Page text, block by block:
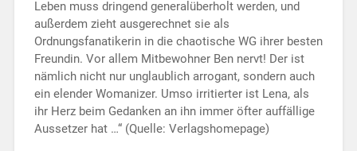
Leben muss dringend generalüberholt werden, und
außerdem zieht ausgerechnet sie als
Ordnungsfanatikerin in die chaotische WG ihrer besten
Freundin. Vor allem Mitbewohner Ben nervt! Der ist
nämlich nicht nur unglaublich arrogant, sondern auch
ein elender Womanizer. Umso irritierter ist Lena, als
ihr Herz beim Gedanken an ihn immer öfter auffällige
Aussetzer hat …“ (Quelle: Verlagshomepage)